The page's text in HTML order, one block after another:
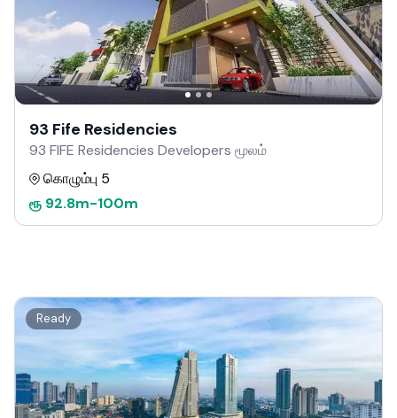
93 Fife Residencies
93 FIFE Residencies Developers மூலம்
கொழும்பு 5
ரூ 92.8m-100m
Ready